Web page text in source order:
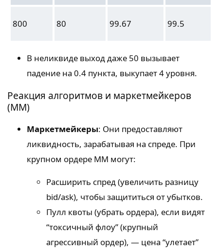
800 80 99.67 99.5
В неликвиде выход даже 50 вызывает
падение на 0.4 пункта, выкупает 4 уровня.
Реакция алгоритмов и маркетмейкеров
(MM)
Маркетмейкеры: Они предоставляют
ликвидность, зарабатывая на спреде. При
крупном ордере MM могут:
Расширить спред (увеличить разницу
bid/ask), чтобы защититься от убытков.
Пулл квоты (убрать ордера), если видят
“токсичный флоу” (крупный
агрессивный ордер), — цена “улетает”